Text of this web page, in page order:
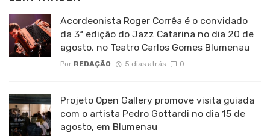
Acordeonista Roger Corrêa é o convidado
da 3ª edição do Jazz Catarina no dia 20 de
agosto, no Teatro Carlos Gomes Blumenau
Por REDAÇÃO 5 dias atrás 0
Projeto Open Gallery promove visita guiada
com o artista Pedro Gottardi no dia 15 de
agosto, em Blumenau